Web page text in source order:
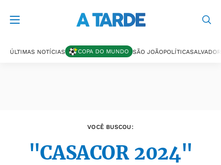
ÚLTIMAS NOTÍCIAS COPA DO MUNDO SÃO JOÃOPOLÍTICASALVADOR
VOCÊ BUSCOU:
"CASACOR 2024"